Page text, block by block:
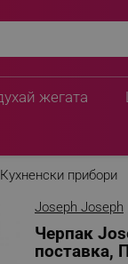
жегата
Кухненски прибори
Joseph Joseph
Черпак
поставка,
поставка,